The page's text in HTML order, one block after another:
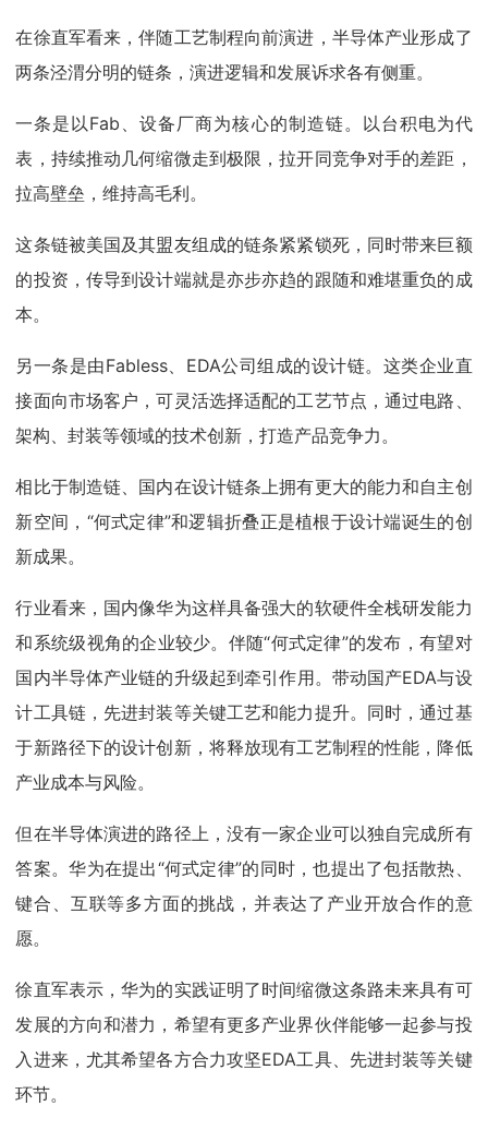
在徐直军看来，伴随工艺制程向前演进，半导体产业形成了
两条泾渭分明的链条，演进逻辑和发展诉求各有侧重。
一条是以Fab、设备厂商为核心的制造链。以台积电为代
表，持续推动几何缩微走到极限，拉开同竞争对手的差距，
拉高壁垒，维持高毛利。
这条链被美国及其盟友组成的链条紧紧锁死，同时带来巨额
的投资，传导到设计端就是亦步亦趋的跟随和难堪重负的成
本。
另一条是由Fabless、EDA公司组成的设计链。这类企业直
接面向市场客户，可灵活选择适配的工艺节点，通过电路、
架构、封装等领域的技术创新，打造产品竞争力。
相比于制造链、国内在设计链条上拥有更大的能力和自主创
新空间，“何式定律”和逻辑折叠正是植根于设计端诞生的创
新成果。
行业看来，国内像华为这样具备强大的软硬件全栈研发能力
和系统级视角的企业较少。伴随“何式定律”的发布，有望对
国内半导体产业链的升级起到牵引作用。带动国产EDA与设
计工具链，先进封装等关键工艺和能力提升。同时，通过基
于新路径下的设计创新，将释放现有工艺制程的性能，降低
产业成本与风险。
但在半导体演进的路径上，没有一家企业可以独自完成所有
答案。华为在提出“何式定律”的同时，也提出了包括散热、
键合、互联等多方面的挑战，并表达了产业开放合作的意
愿。
徐直军表示，华为的实践证明了时间缩微这条路未来具有可
发展的方向和潜力，希望有更多产业界伙伴能够一起参与投
入进来，尤其希望各方合力攻坚EDA工具、先进封装等关键
环节。